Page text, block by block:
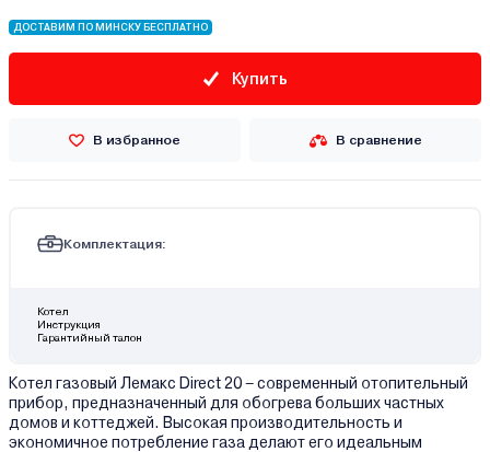
ДОСТАВИМ ПО МИНСКУ БЕСПЛАТНО
Купить
В избранное В сравнение
Комплектация:
Котел
Инструкция
Гарантийный талон
Котел газовый Лемакс Direct 20 – современный отопительный
прибор, предназначенный для обогрева больших частных
домов и коттеджей. Высокая производительность и
экономичное потребление газа делают его идеальным